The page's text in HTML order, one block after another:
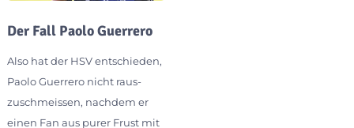
Der Fall Paolo Guerrero
Also hat der HSV entschieden,
Paolo Guerrero nicht raus-
zuschmeissen, nachdem er
einen Fan aus purer Frust mit